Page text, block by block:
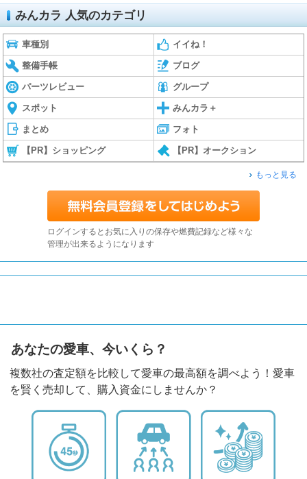
みんカラ 人気のカテゴリ
車種別 イイね！
整備手帳 ブログ
パーツレビュー グループ
スポット みんカラ＋
まとめ フォト
【PR】ショッピング 【PR】オークション
もっと見る
ログインするとお気に入りの保存や燃費記録など様々な
管理が出来るようになります
あなたの愛車、今いくら？
複数社の査定額を比較して愛車の最高額を調べよう！愛車
を賢く売却して、購入資金にしませんか？